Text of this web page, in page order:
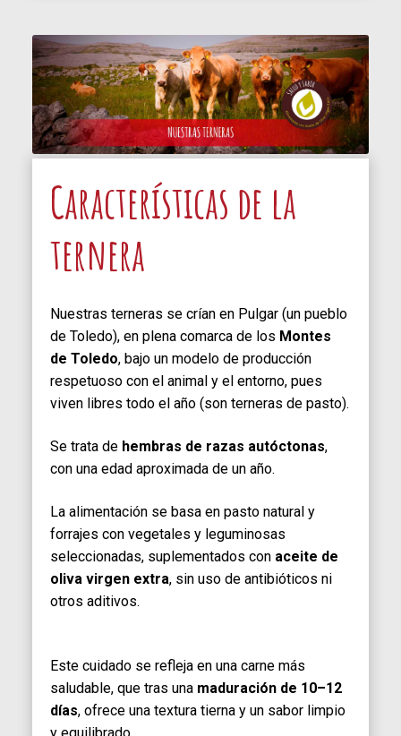
Características de la
ternera
Nuestras terneras se crían en Pulgar (un pueblo
de Toledo), en plena comarca de los Montes
de Toledo, bajo un modelo de producción
respetuoso con el animal y el entorno, pues
viven libres todo el año (son terneras de pasto).
Se trata de hembras de razas autóctonas,
con una edad aproximada de un año.
La alimentación se basa en pasto natural y
forrajes con vegetales y leguminosas
seleccionadas, suplementados con aceite de
oliva virgen extra, sin uso de antibióticos ni
otros aditivos.
Este cuidado se refleja en una carne más
saludable, que tras una maduración de 10–12
días, ofrece una textura tierna y un sabor limpio